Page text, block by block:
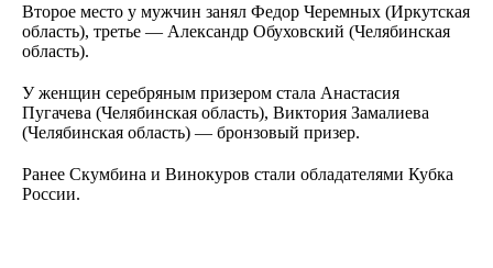
Второе место у мужчин занял Федор Черемных (Иркутская
область), третье — Александр Обуховский (Челябинская
область).
У женщин серебряным призером стала Анастасия
Пугачева (Челябинская область), Виктория Замалиева
(Челябинская область) — бронзовый призер.
Ранее Скумбина и Винокуров стали обладателями Кубка
России.